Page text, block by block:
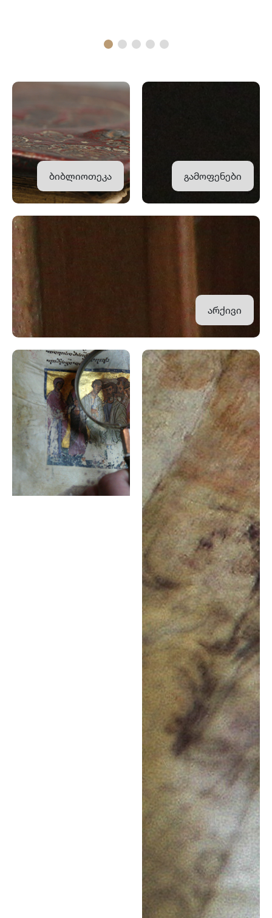
ბიბლიოთეკა გამოფენები
არქივი